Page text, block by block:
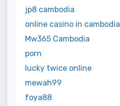
jp8 cambodia
online casino in cambodia
Mw365 Cambodia
porn
lucky twice online
mewah99
foya88